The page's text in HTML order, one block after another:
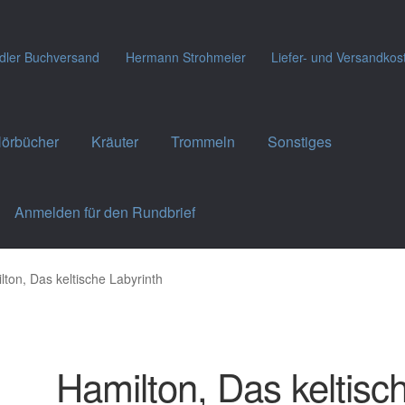
Buchversand Hermann Strohmeier Liefer- und
Kräuter Trommeln Sonstiges
Anmelden für den Rundbrief
Das keltische Labyrinth
Hamilton, Das